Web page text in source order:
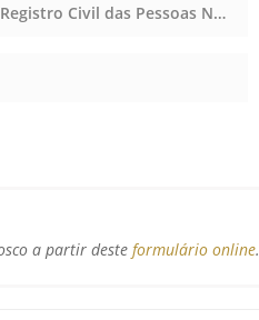
Notas, Registro Civil das Pessoas Naturais e de Interdições e Tutelas, Notas, Registro Civil das Pessoas Naturais e de Interdições e Tutelas, Notas, Registro Civil das Pessoas Naturais e de Interdições e Tutelas
a partir deste formulário online.